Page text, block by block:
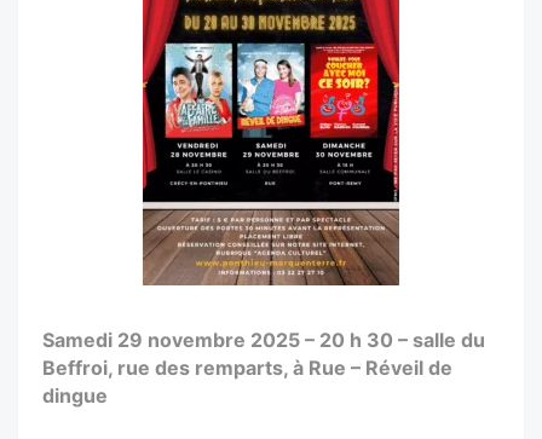
Samedi 29 novembre 2025 – 20 h 30 – salle du
Beffroi, rue des remparts, à Rue – Réveil de
dingue